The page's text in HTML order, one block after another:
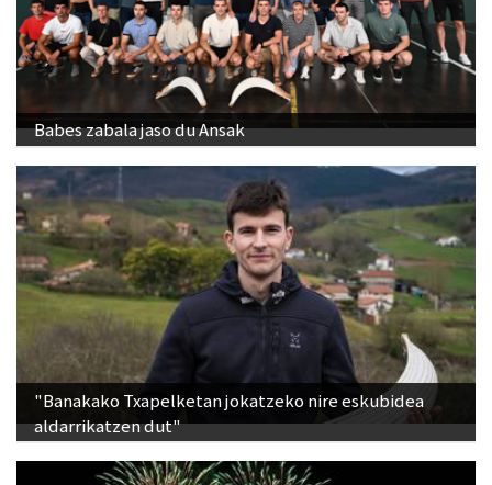
Babes zabala jaso du Ansak
"Banakako Txapelketan jokatzeko nire eskubidea
aldarrikatzen dut"